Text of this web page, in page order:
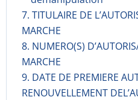
7. TITULAIRE DE
MARCHE
8. NUMERO(S)
MARCHE
9. DATE DE PREMIERE
RENOUVELLEMENT